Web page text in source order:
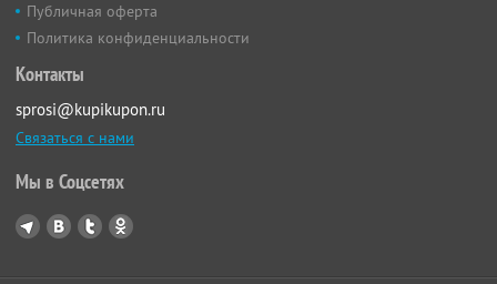
Публичная оферта
Политика конфиденциальности
Контакты
sprosi@kupikupon.ru
Связаться с нами
Мы в Соцсетях